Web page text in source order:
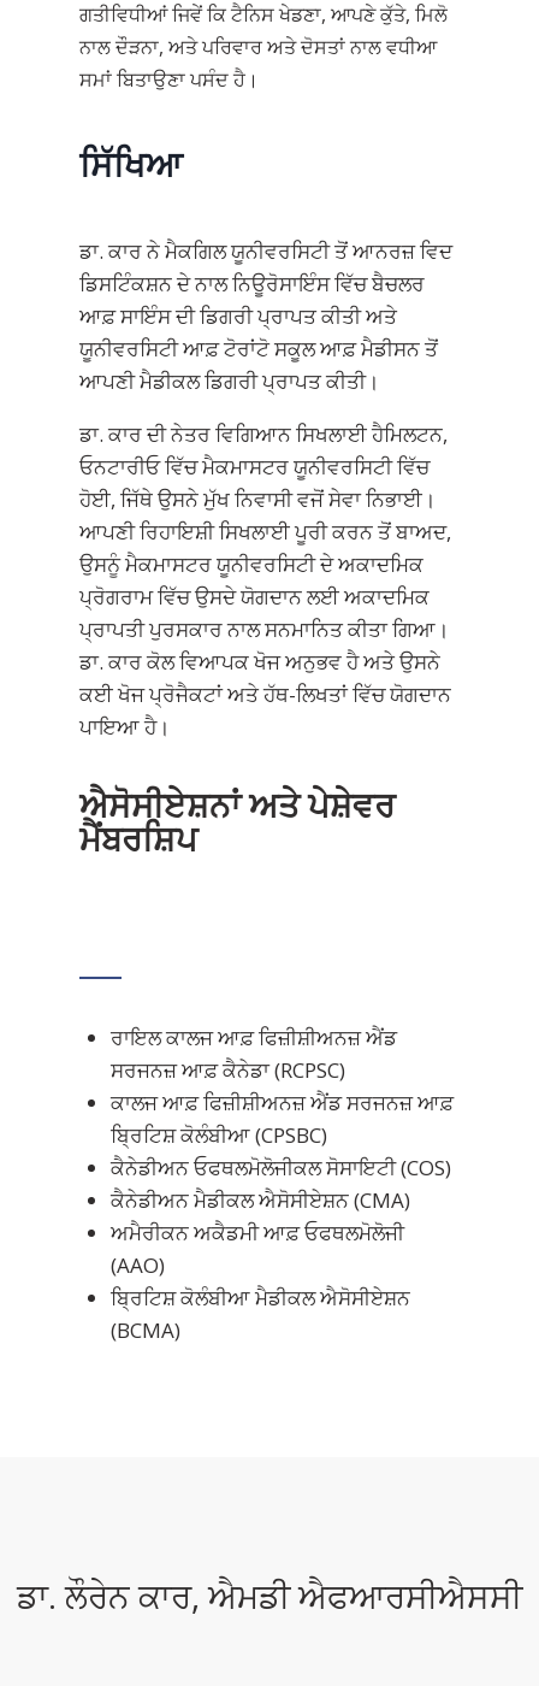
ਗਤੀਵਿਧੀਆਂ ਜਿਵੇਂ ਕਿ ਟੈਨਿਸ ਖੇਡਣਾ, ਆਪਣੇ ਕੁੱਤੇ, ਮਿਲੋ
ਨਾਲ ਦੌੜਨਾ, ਅਤੇ ਪਰਿਵਾਰ ਅਤੇ ਦੋਸਤਾਂ ਨਾਲ ਵਧੀਆ
ਸਮਾਂ ਬਿਤਾਉਣਾ ਪਸੰਦ ਹੈ।
ਸਿੱਖਿਆ
ਡਾ. ਕਾਰ ਨੇ ਮੈਕਗਿਲ ਯੂਨੀਵਰਸਿਟੀ ਤੋਂ ਆਨਰਜ਼ ਵਿਦ
ਡਿਸਟਿੰਕਸ਼ਨ ਦੇ ਨਾਲ ਨਿਊਰੋਸਾਇੰਸ ਵਿੱਚ ਬੈਚਲਰ
ਆਫ਼ ਸਾਇੰਸ ਦੀ ਡਿਗਰੀ ਪ੍ਰਾਪਤ ਕੀਤੀ ਅਤੇ
ਯੂਨੀਵਰਸਿਟੀ ਆਫ਼ ਟੋਰਾਂਟੋ ਸਕੂਲ ਆਫ਼ ਮੈਡੀਸਨ ਤੋਂ
ਆਪਣੀ ਮੈਡੀਕਲ ਡਿਗਰੀ ਪ੍ਰਾਪਤ ਕੀਤੀ।
ਡਾ. ਕਾਰ ਦੀ ਨੇਤਰ ਵਿਗਿਆਨ ਸਿਖਲਾਈ ਹੈਮਿਲਟਨ,
ਓਨਟਾਰੀਓ ਵਿੱਚ ਮੈਕਮਾਸਟਰ ਯੂਨੀਵਰਸਿਟੀ ਵਿੱਚ
ਹੋਈ, ਜਿੱਥੇ ਉਸਨੇ ਮੁੱਖ ਨਿਵਾਸੀ ਵਜੋਂ ਸੇਵਾ ਨਿਭਾਈ।
ਆਪਣੀ ਰਿਹਾਇਸ਼ੀ ਸਿਖਲਾਈ ਪੂਰੀ ਕਰਨ ਤੋਂ ਬਾਅਦ,
ਉਸਨੂੰ ਮੈਕਮਾਸਟਰ ਯੂਨੀਵਰਸਿਟੀ ਦੇ ਅਕਾਦਮਿਕ
ਪ੍ਰੋਗਰਾਮ ਵਿੱਚ ਉਸਦੇ ਯੋਗਦਾਨ ਲਈ ਅਕਾਦਮਿਕ
ਪ੍ਰਾਪਤੀ ਪੁਰਸਕਾਰ ਨਾਲ ਸਨਮਾਨਿਤ ਕੀਤਾ ਗਿਆ।
ਡਾ. ਕਾਰ ਕੋਲ ਵਿਆਪਕ ਖੋਜ ਅਨੁਭਵ ਹੈ ਅਤੇ ਉਸਨੇ
ਕਈ ਖੋਜ ਪ੍ਰੋਜੈਕਟਾਂ ਅਤੇ ਹੱਥ-ਲਿਖਤਾਂ ਵਿੱਚ ਯੋਗਦਾਨ
ਪਾਇਆ ਹੈ।
ਐਸੋਸੀਏਸ਼ਨਾਂ ਅਤੇ ਪੇਸ਼ੇਵਰ
ਮੈਂਬਰਸ਼ਿਪ
ਰਾਇਲ ਕਾਲਜ ਆਫ਼ ਫਿਜ਼ੀਸ਼ੀਅਨਜ਼ ਐਂਡ
ਸਰਜਨਜ਼ ਆਫ਼ ਕੈਨੇਡਾ (RCPSC)
ਕਾਲਜ ਆਫ਼ ਫਿਜ਼ੀਸ਼ੀਅਨਜ਼ ਐਂਡ ਸਰਜਨਜ਼ ਆਫ਼
ਬ੍ਰਿਟਿਸ਼ ਕੋਲੰਬੀਆ (CPSBC)
ਕੈਨੇਡੀਅਨ ਓਫਥਲਮੋਲੋਜੀਕਲ ਸੋਸਾਇਟੀ (COS)
ਕੈਨੇਡੀਅਨ ਮੈਡੀਕਲ ਐਸੋਸੀਏਸ਼ਨ (CMA)
ਅਮੈਰੀਕਨ ਅਕੈਡਮੀ ਆਫ਼ ਓਫਥਲਮੋਲੋਜੀ
(AAO)
ਬ੍ਰਿਟਿਸ਼ ਕੋਲੰਬੀਆ ਮੈਡੀਕਲ ਐਸੋਸੀਏਸ਼ਨ
(BCMA)
ਡਾ. ਲੌਰੇਨ ਕਾਰ, ਐਮਡੀ ਐਫਆਰਸੀਐਸਸੀ